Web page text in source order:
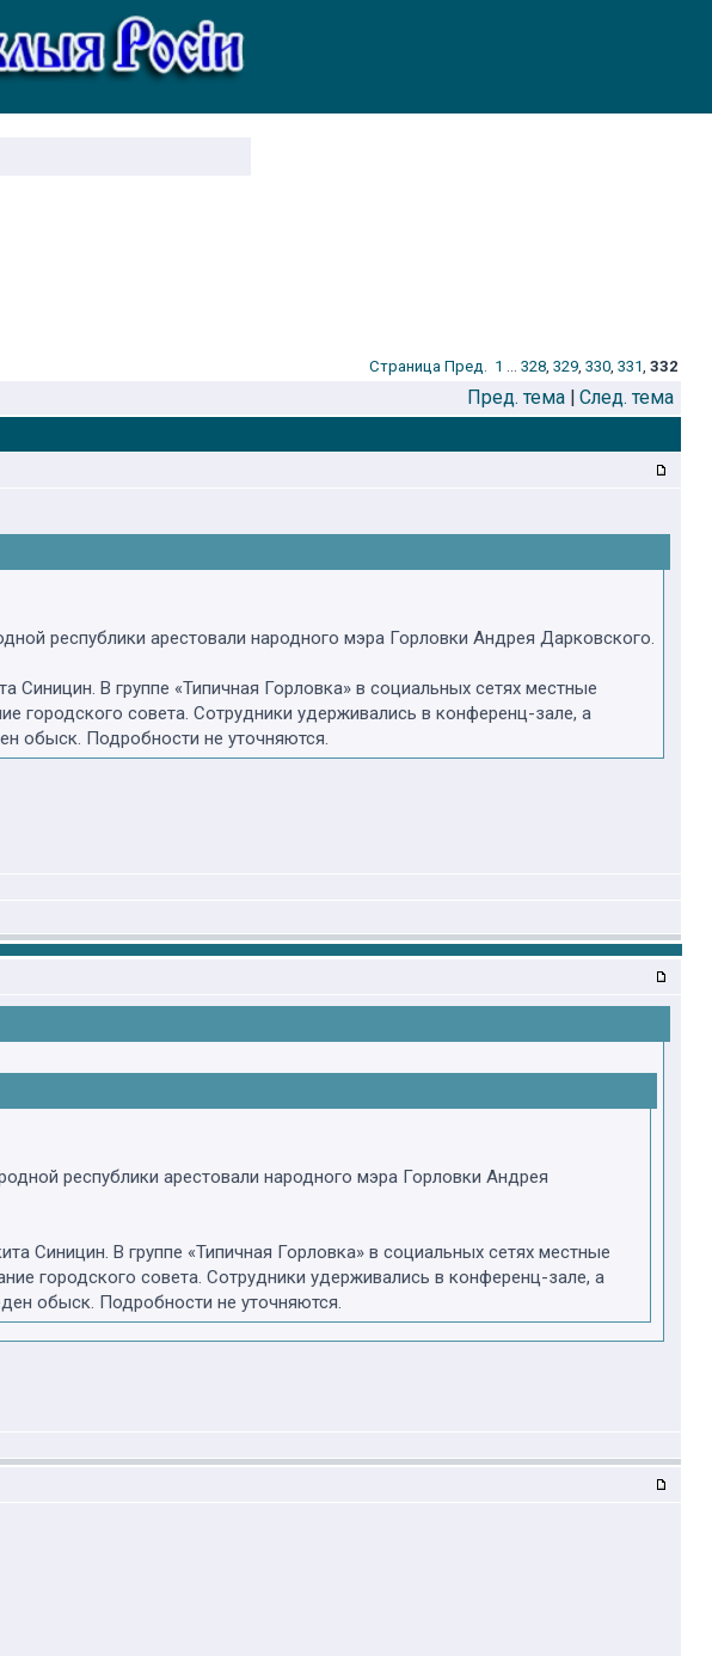
Стрaница Пред. 1 ... 328, 329, 330, 331, 332
Пред. тема | След. тема
республики арестовали народного мэра Горловки Андрея Дарковского.
В группе «Типичная Горловка» в социальных сетях местные
городского совета. Сотрудники удерживались в конференц-зале, а
обыск. Подробности не уточняются.
республики арестовали народного мэра Горловки Андрея
Синицин. В группе «Типичная Горловка» в социальных сетях местные
городского совета. Сотрудники удерживались в конференц-зале, а
обыск. Подробности не уточняются.